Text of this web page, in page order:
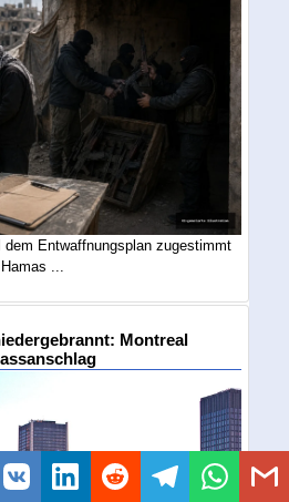
dem Entwaffnungsplan zugestimmt
...
Montreal